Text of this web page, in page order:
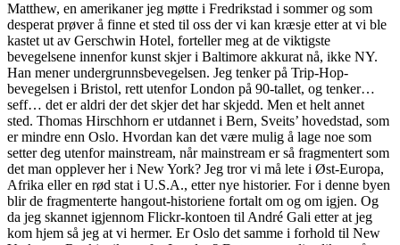
Matthew, en amerikaner jeg møtte i Fredrikstad i sommer og som
desperat prøver å finne et sted til oss der vi kan kræsje etter at vi ble
kastet ut av Gerschwin Hotel, forteller meg at de viktigste
bevegelsene innenfor kunst skjer i Baltimore akkurat nå, ikke NY.
Han mener undergrunnsbevegelsen. Jeg tenker på Trip-Hop-
bevegelsen i Bristol, rett utenfor London på 90-tallet, og tenker…
seff… det er aldri der det skjer det har skjedd. Men et helt annet
sted. Thomas Hirschhorn er utdannet i Bern, Sveits’ hovedstad, som
er mindre enn Oslo. Hvordan kan det være mulig å lage noe som
setter deg utenfor mainstream, når mainstream er så fragmentert som
det man opplever her i New York? Jeg tror vi må lete i Øst-Europa,
Afrika eller en rød stat i U.S.A., etter nye historier. For i denne byen
blir de fragmenterte hangout-historiene fortalt om og om igjen. Og
da jeg skannet igjennom Flickr-kontoen til André Gali etter at jeg
kom hjem så jeg at vi hermer. Er Oslo det samme i forhold til New